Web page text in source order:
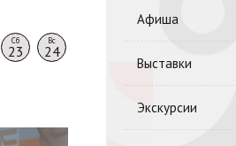
Сб
23
Вс
24
Афиша
Выставки
Экскурсии